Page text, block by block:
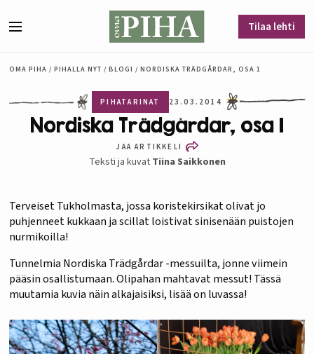
Tilaa lehti
OMA PIHA / PIHALLA NYT / BLOGI / NORDISKA TRÄDGÅRDAR, OSA 1
PIHATARINAT 23.03.2014
Nordiska Trädgårdar, osa 1
JAA ARTIKKELI
Teksti ja kuvat Tiina Saikkonen
Terveiset Tukholmasta, jossa koristekirsikat olivat jo
puhjenneet kukkaan ja scillat loistivat sinisenään puistojen
nurmikoilla!
Tunnelmia Nordiska Trädgårdar -messuilta, jonne viimein
pääsin osallistumaan. Olipahan mahtavat messut! Tässä
muutamia kuvia näin alkajaisiksi, lisää on luvassa!